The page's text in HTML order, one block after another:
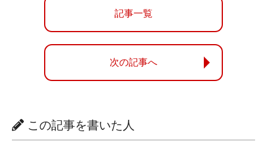
記事一覧
次の記事へ
この記事を書いた人